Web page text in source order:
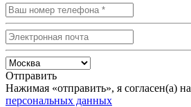
Отправить
Нажимая «отправить», я согласен(а) на
персональных данных